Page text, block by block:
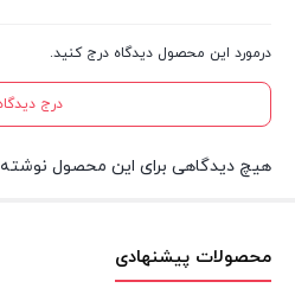
درمورد این محصول دیدگاه درج کنید.
درج
هیچ دیدگاهی برای این محصول
محصولات پیشنهادی